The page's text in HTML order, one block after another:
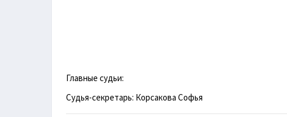
Главные судьи:
Судья-секретарь: Корсакова Софья